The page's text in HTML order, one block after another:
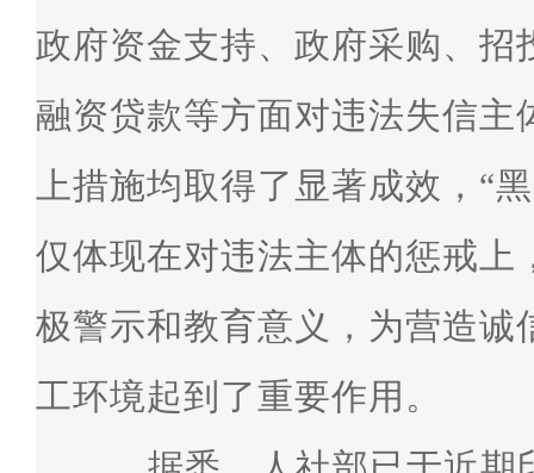
政府资金支持、政府采购、
融资贷款等方面对违法失信主
上措施均取得了显著成效，“
仅体现在对违法主体的惩戒
极警示和教育意义，为营造
工环境起到了重要作用。